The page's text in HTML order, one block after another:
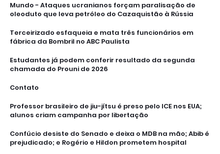
Mundo - Ataques ucranianos forçam paralisação de
oleoduto que leva petróleo do Cazaquistão à Rússia
Terceirizado esfaqueia e mata três funcionários em
fábrica da Bombril no ABC Paulista
Estudantes já podem conferir resultado da segunda
chamada do Prouni de 2026
Contato
Professor brasileiro de jiu-jítsu é preso pelo ICE nos EUA;
alunos criam campanha por libertação
Confúcio desiste do Senado e deixa o MDB na mão; Abib é
prejudicado; e Rogério e Hildon prometem hospital